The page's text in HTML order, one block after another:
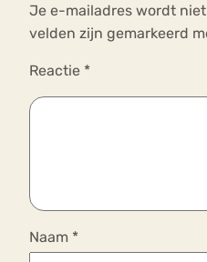
Je e-mailadres wordt
velden zijn gemarkeerd
Reactie *
Naam *